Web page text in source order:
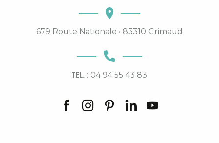
679 Route Nationale • 83310 Grimaud
TEL. : 04 94 55 43 83